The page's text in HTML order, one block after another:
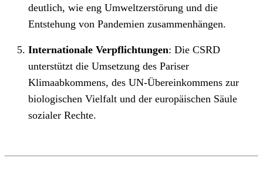
deutlich, wie eng Umweltzerstörung und die
Entstehung von Pandemien zusammenhängen.
Internationale Verpflichtungen: Die CSRD
unterstützt die Umsetzung des Pariser
Klimaabkommens, des UN-Übereinkommens zur
biologischen Vielfalt und der europäischen Säule
sozialer Rechte.